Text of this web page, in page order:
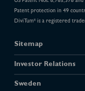
Patent protection in 49
DiviTum®is a registered
Sitemap
Investor Relations
Sweden